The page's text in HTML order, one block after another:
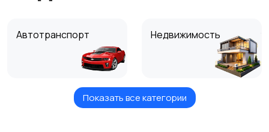
Автотранспорт Недвижимость
Услуги и сервисы Вакансии
Показать все категории